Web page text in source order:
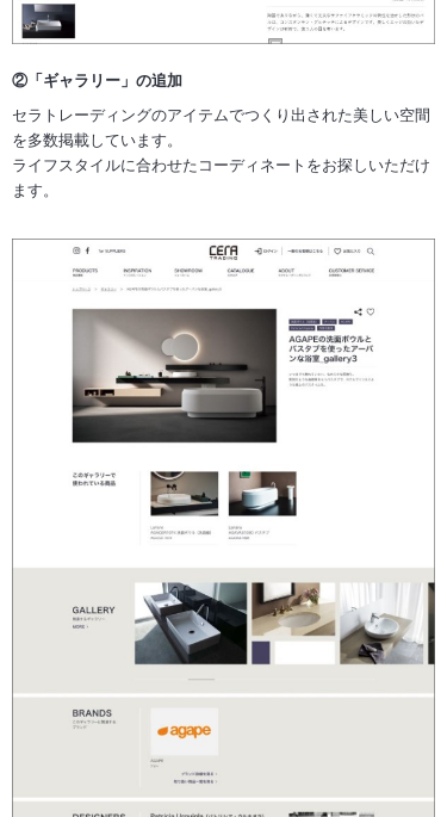
②「ギャラリー」の追加
セラトレーディングのアイテムでつくり出された美しい空間
を多数掲載しています。
ライフスタイルに合わせたコーディネートをお探しいただけ
ます。